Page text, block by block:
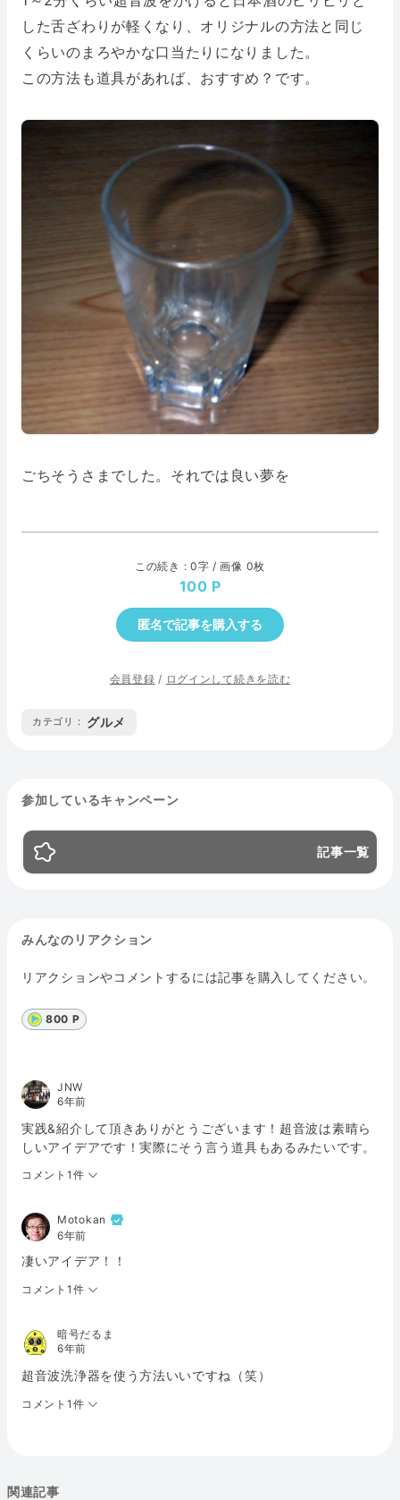
した舌ざわりが軽くなり、オリジナルの方法と同じ
くらいのまろやかな口当たりになりました。
この方法も道具があれば、おすすめ？です。
ごちそうさまでした。それでは良い夢を
この続き : 0字 / 画像 0枚
100
匿名で記事を購入する
会員登録 / ログインして続きを読む
カテゴリ : グルメ
参加しているキャンペーン
記事一覧
みんなのリアクション
リアクションやコメントするには記事を購入してください。
800 P
JNW
6年前
実践&紹介して頂きありがとうございます！超音波は素晴ら
しいアイデアです！実際にそう言う道具もあるみたいです。
コメント1件
Motokan
6年前
凄いアイデア！！
コメント1件
暗号だるま
6年前
超音波洗浄器を使う方法いいですね（笑）
コメント1件
関連記事